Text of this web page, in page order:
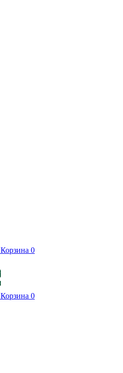
Корзина 0
Корзина 0